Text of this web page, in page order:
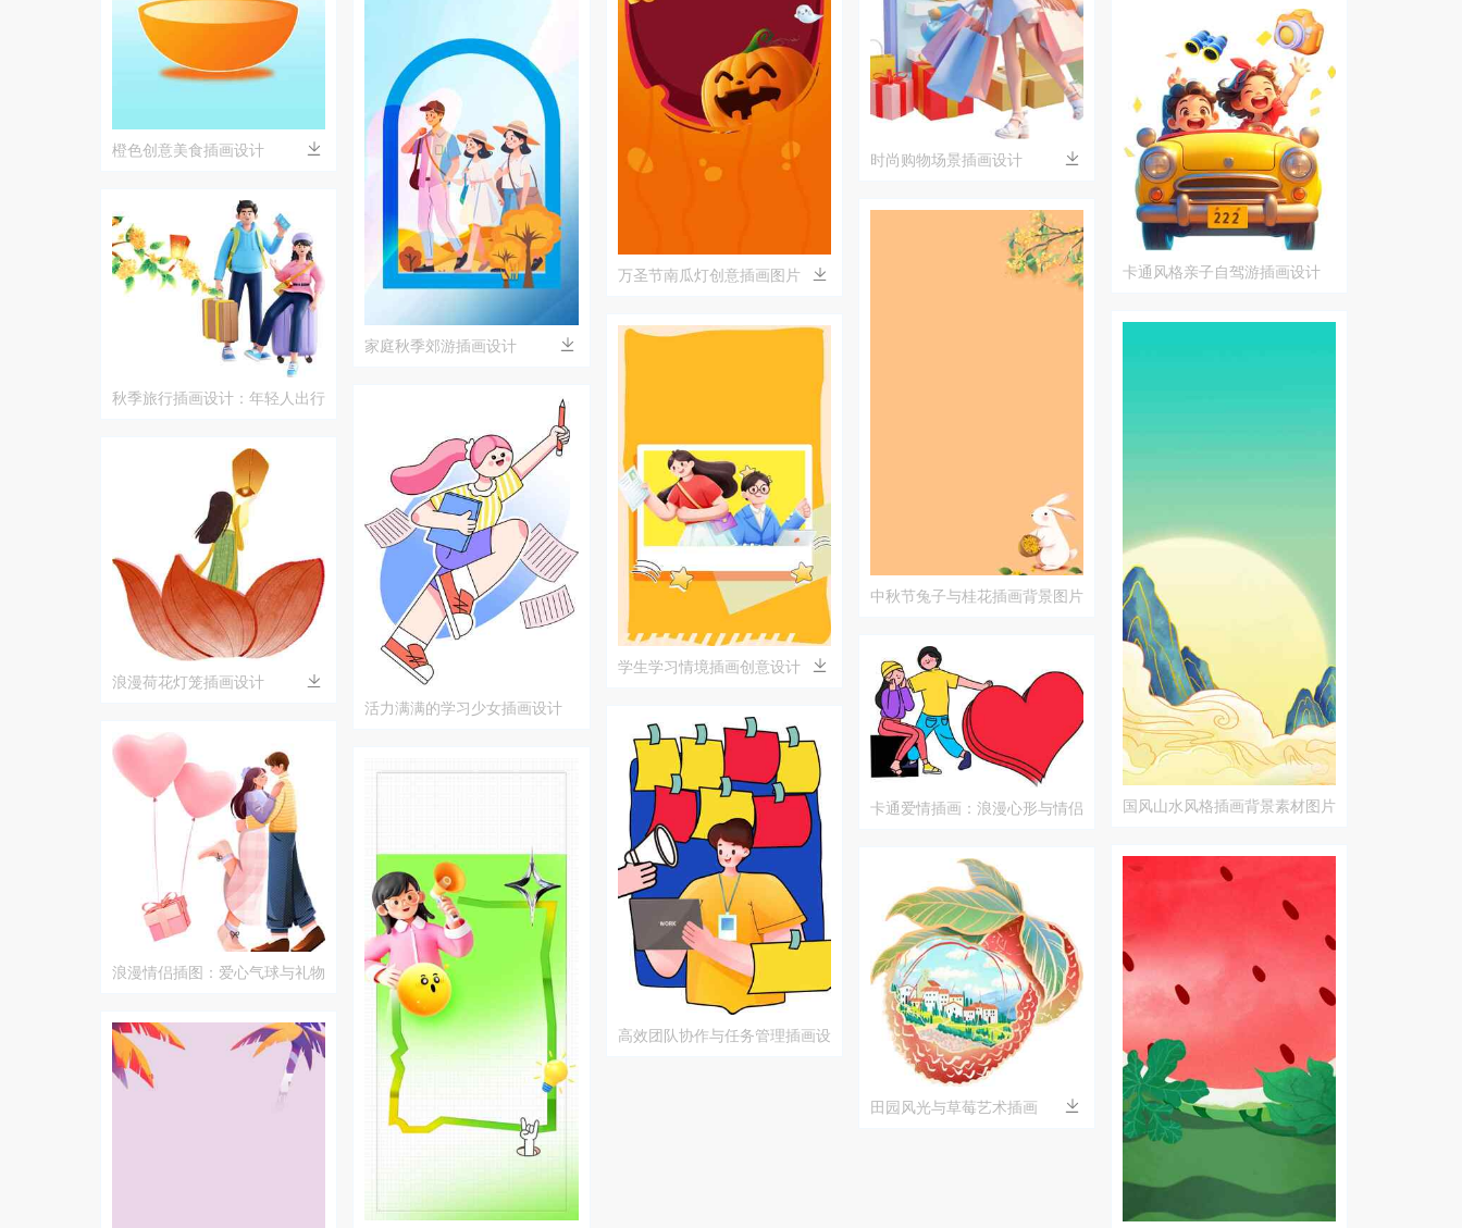
橙色创意美食插画设计
秋季旅行插画设计：年轻人出行
浪漫荷花灯笼插画设计
浪漫情侣插图：爱心气球与礼物
家庭秋季郊游插画设计
活力满满的学习少女插画设计
万圣节南瓜灯创意插画图片
学生学习情境插画创意设计
高效团队协作与任务管理插画设
时尚购物场景插画设计
中秋节兔子与桂花插画背景图片
卡通爱情插画：浪漫心形与情侣
田园风光与草莓艺术插画
卡通风格亲子自驾游插画设计
国风山水风格插画背景素材图片